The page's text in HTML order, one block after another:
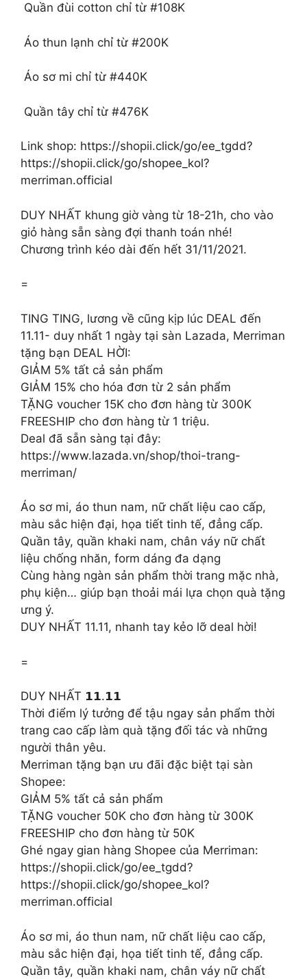
️ Quần đùi cotton chỉ từ #108K
️ Áo thun lạnh chỉ từ #200K
️ Áo sơ mi chỉ từ #440K
️ Quần tây chỉ từ #476K
Link shop: https://shopii.click/go/ee_tgdd?
https://shopii.click/go/shopee_kol?
merriman.official
DUY NHẤT khung giờ vàng từ 18-21h, cho vào
giỏ hàng sẵn sàng đợi thanh toán nhé!
Chương trình kéo dài đến hết 31/11/2021.
=
TING TING, lương về cũng kịp lúc DEAL đến
11.11- duy nhất 1 ngày tại sàn Lazada, Merriman
tặng bạn DEAL HỜI:
GIẢM 5% tất cả sản phẩm
GIẢM 15% cho hóa đơn từ 2 sản phẩm
TẶNG voucher 15K cho đơn hàng từ 300K
FREESHIP cho đơn hàng từ 1 triệu.
Deal đã sẵn sàng tại đây:
https://www.lazada.vn/shop/thoi-trang-
merriman/
Áo sơ mi, áo thun nam, nữ chất liệu cao cấp,
màu sắc hiện đại, họa tiết tinh tế, đẳng cấp.
Quần tây, quần khaki nam, chân váy nữ chất
liệu chống nhăn, form dáng đa dạng
Cùng hàng ngàn sản phẩm thời trang mặc nhà,
phụ kiện… giúp bạn thoải mái lựa chọn quà tặng
ưng ý.
DUY NHẤT 11.11, nhanh tay kẻo lỡ deal hời!
=
DUY NHẤT 𝟭𝟭.𝟭𝟭
Thời điểm lý tưởng để tậu ngay sản phẩm thời
trang cao cấp làm quà tặng đối tác và những
người thân yêu.
Merriman tặng bạn ưu đãi đặc biệt tại sàn
Shopee:
GIẢM 5% tất cả sản phẩm
TẶNG voucher 50K cho đơn hàng từ 300K
FREESHIP cho đơn hàng từ 50K
Ghé ngay gian hàng Shopee của Merriman:
https://shopii.click/go/ee_tgdd?
https://shopii.click/go/shopee_kol?
merriman.official
Áo sơ mi, áo thun nam, nữ chất liệu cao cấp,
màu sắc hiện đại, họa tiết tinh tế, đẳng cấp.
Quần tây, quần khaki nam, chân váy nữ chất